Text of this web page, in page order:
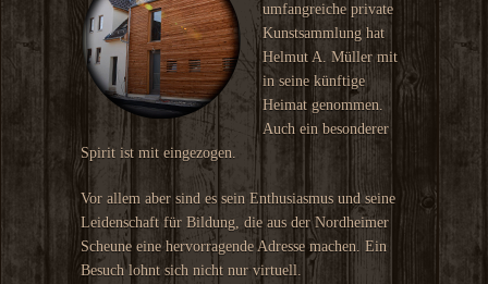
umfangreiche private
Kunstsammlung hat
Helmut A. Müller mit
in seine künftige
Heimat genommen.
Auch ein besonderer
Spirit ist mit eingezogen.
Vor allem aber sind es sein Enthusiasmus und seine
Leidenschaft für Bildung, die aus der Nordheimer
Scheune eine hervorragende Adresse machen. Ein
Besuch lohnt sich nicht nur virtuell.